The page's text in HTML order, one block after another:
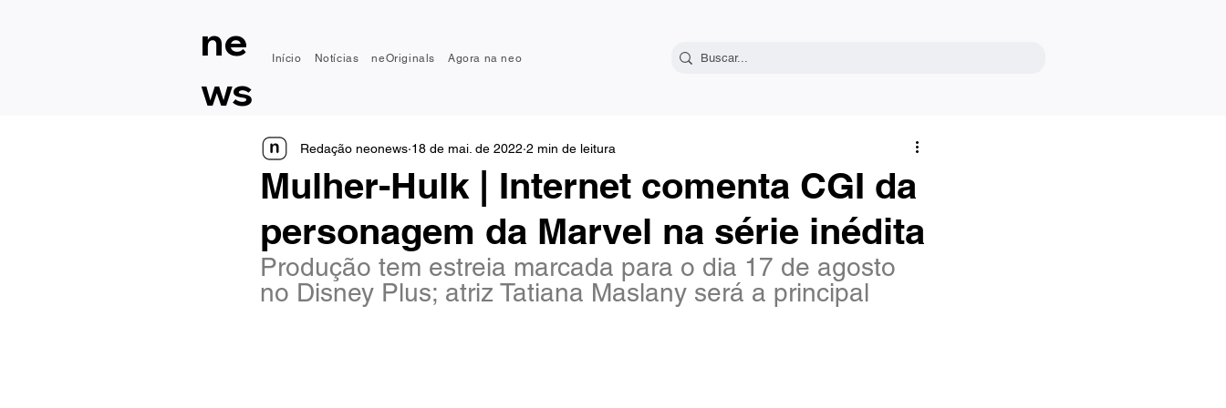
ne
ws
Início Notícias neOriginals Agora na neo
Mulher-Hulk | Internet comenta CGI da
personagem da Marvel na série inédita
Redação neonews 18 de mai. de 2022 2 min de leitura
Produção tem estreia marcada para o dia 17 de agosto
no Disney Plus; atriz Tatiana Maslany será a principal